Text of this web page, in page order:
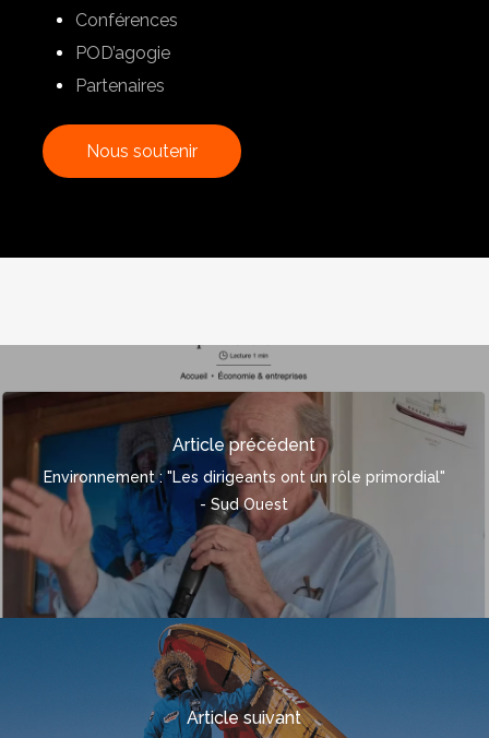
Conférences
POD’agogie
Partenaires
Nous soutenir
Article précédent
Environnement : "Les dirigeants ont un rôle primordial"
- Sud Ouest
Article suivant